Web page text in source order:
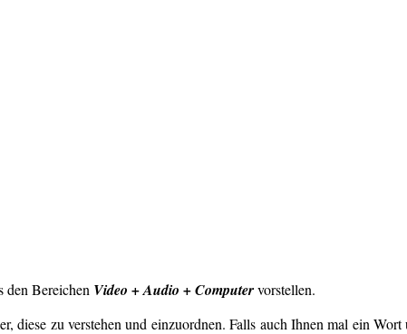
den Bereichen Video + Audio + Computervorstellen.
zu verstehen und einzuordnen. Falls auch Ihnen mal ein